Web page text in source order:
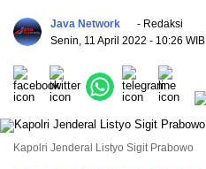
Java Network
- Redaksi
Senin, 11 April 2022 - 10:26 WIB
Kapolri Jenderal Listyo Sigit Prabowo